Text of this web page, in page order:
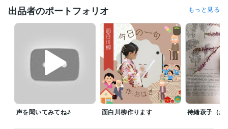
※メッセージはいつでもOKなので、「この日のこの時間お話しでき
る？」などありましたらお気軽にお声かけください♪
✼••┈┈┈┈┈┈••✼✼••┈┈┈┈┈┈••✼
予約を受付ています！
お返事はなるべく早くお返ししておりますので、ご安心下さい。
また、待機中のお声掛けお待ちしています‪(〃✪ω✪〃)
出品者のポートフォリオ もっと見る
声を聞いてみてね♪ 面白川柳作ります 待緒萩子（お